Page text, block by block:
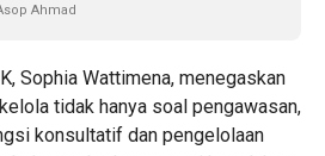
Ahmad
Sophia Wattimena, menegaskan
tidak hanya soal pengawasan,
konsultatif dan pengelolaan